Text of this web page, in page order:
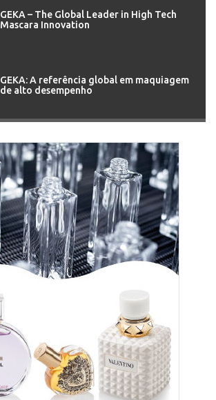
GEKA – The Global Leader in High Tech
Mascara Innovation
GEKA: A referência global em maquiagem
de alto desempenho